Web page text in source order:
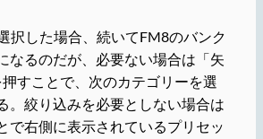
択した場合、続いてFM8のバンク
なるのだが、必要ない場合は「矢
すことで、次のカテゴリーを選
。絞り込みを必要としない場合は
で右側に表示されているプリセッ